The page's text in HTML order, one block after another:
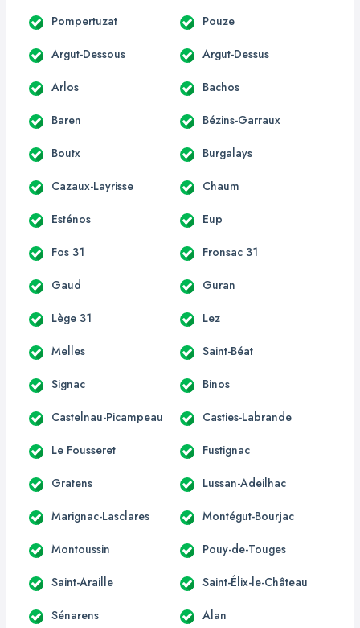
Pompertuzat Pouze
Argut-Dessous Argut-Dessus
Arlos Bachos
Baren Bézins-Garraux
Boutx Burgalays
Cazaux-Layrisse Chaum
Esténos Eup
Fos 31 Fronsac 31
Gaud Guran
Lège 31 Lez
Melles Saint-Béat
Signac Binos
Castelnau-Picampeau Casties-Labrande
Le Fousseret Fustignac
Gratens Lussan-Adeilhac
Marignac-Lasclares Montégut-Bourjac
Montoussin Pouy-de-Touges
Saint-Araille Saint-Élix-le-Château
Sénarens Alan